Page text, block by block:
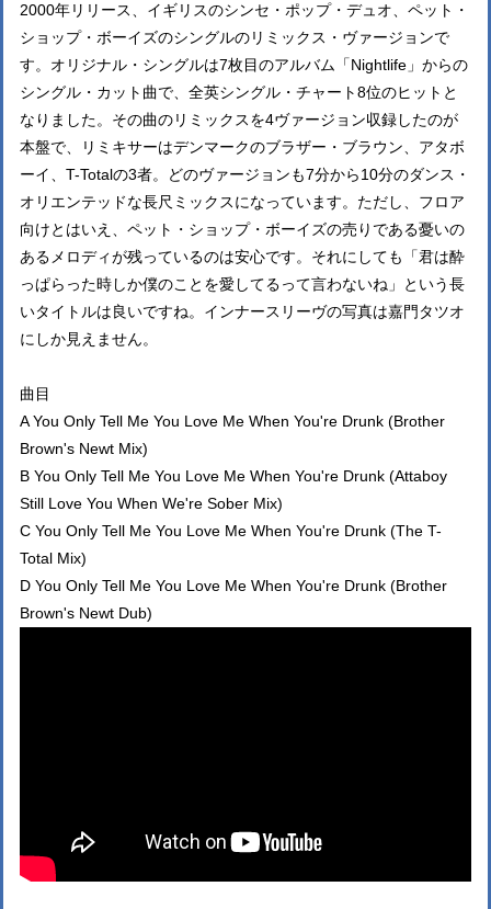
2000年リリース、イギリスのシンセ・ポップ・デュオ、ペット・
ショップ・ボーイズのシングルのリミックス・ヴァージョンで
す。オリジナル・シングルは7枚目のアルバム「Nightlife」からの
シングル・カット曲で、全英シングル・チャート8位のヒットと
なりました。その曲のリミックスを4ヴァージョン収録したのが
本盤で、リミキサーはデンマークのブラザー・ブラウン、アタボ
ーイ、T-Totalの3者。どのヴァージョンも7分から10分のダンス・
オリエンテッドな長尺ミックスになっています。ただし、フロア
向けとはいえ、ペット・ショップ・ボーイズの売りである憂いの
あるメロディが残っているのは安心です。それにしても「君は酔
っぱらった時しか僕のことを愛してるって言わないね」という長
いタイトルは良いですね。インナースリーヴの写真は嘉門タツオ
にしか見えません。
曲目
A You Only Tell Me You Love Me When You're Drunk (Brother
Brown's Newt Mix)
B You Only Tell Me You Love Me When You're Drunk (Attaboy
Still Love You When We're Sober Mix)
C You Only Tell Me You Love Me When You're Drunk (The T-
Total Mix)
D You Only Tell Me You Love Me When You're Drunk (Brother
Brown's Newt Dub)